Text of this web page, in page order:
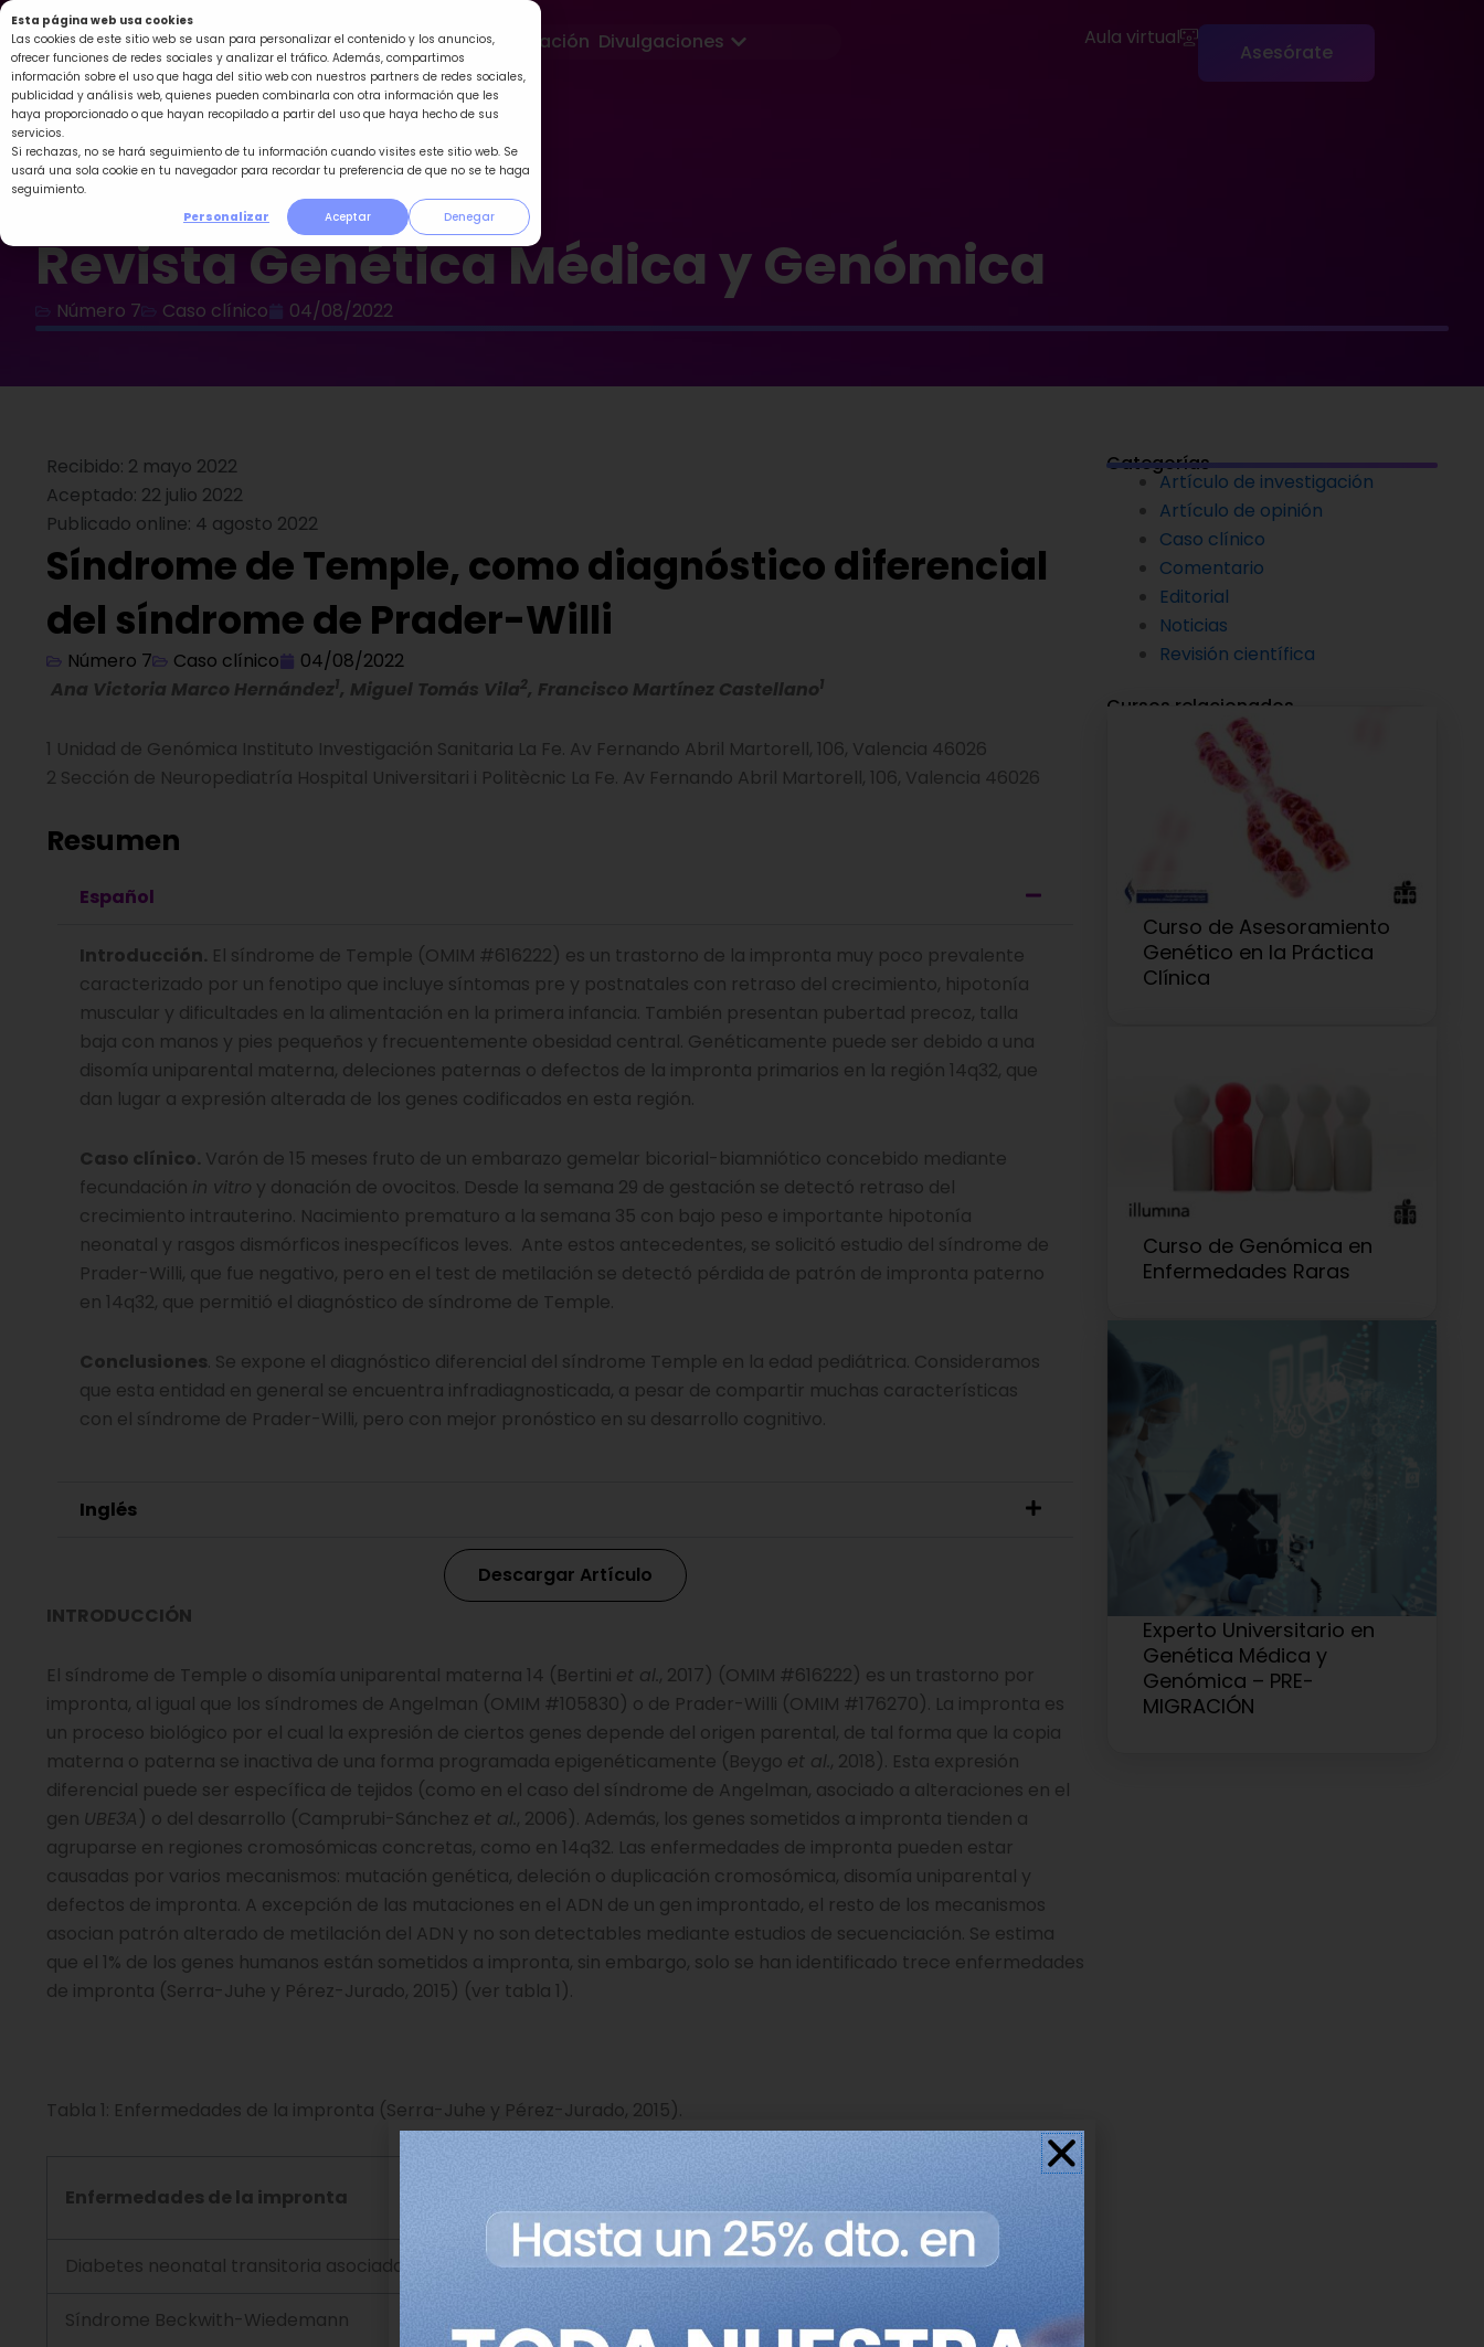
Esta página web usa cookies
Las cookies de este sitio web se usan para personalizar el contenido y los anuncios,
ofrecer funciones de redes sociales y analizar el tráfico. Además, compartimos
información sobre el uso que haga del sitio web con nuestros partners de redes sociales,
publicidad y análisis web, quienes pueden combinarla con otra información que les
haya proporcionado o que hayan recopilado a partir del uso que haya hecho de sus
servicios.
Si rechazas, no se hará seguimiento de tu información cuando visites este sitio web. Se
usará una sola cookie en tu navegador para recordar tu preferencia de que no se te haga
seguimiento.
Personalizar
Aceptar Denegar
Ir
al
contenido
Formación Divulgaciones Abrir Divulgaciones Aula virtual
Asesórate
Revista Genética Médica y Genómica
Número 7 Caso clínico 04/08/2022
Recibido: 2 mayo 2022
Aceptado: 22 julio 2022
Publicado online: 4 agosto 2022
Síndrome de Temple, como diagnóstico diferencial
del síndrome de Prader-Willi
Número 7 Caso clínico
04/08/2022
Ana Victoria Marco Hernández1, Miguel Tomás Vila2, Francisco Martínez Castellano1
1 Unidad de Genómica Instituto Investigación Sanitaria La Fe. Av Fernando Abril Martorell, 106, Valencia 46026
2 Sección de Neuropediatría Hospital Universitari i Politècnic La Fe. Av Fernando Abril Martorell, 106, Valencia 46026
Resumen
Español
Introducción. El síndrome de Temple (OMIM #616222) es un trastorno de la impronta muy poco prevalente
caracterizado por un fenotipo que incluye síntomas pre y postnatales con retraso del crecimiento, hipotonía
muscular y dificultades en la alimentación en la primera infancia. También presentan pubertad precoz, talla
baja con manos y pies pequeños y frecuentemente obesidad central. Genéticamente puede ser debido a una
disomía uniparental materna, deleciones paternas o defectos de la impronta primarios en la región 14q32, que
dan lugar a expresión alterada de los genes codificados en esta región.
Caso clínico. Varón de 15 meses fruto de un embarazo gemelar bicorial-biamniótico concebido mediante
fecundación in vitro y donación de ovocitos. Desde la semana 29 de gestación se detectó retraso del
crecimiento intrauterino. Nacimiento prematuro a la semana 35 con bajo peso e importante hipotonía
neonatal y rasgos dismórficos inespecíficos leves. Ante estos antecedentes, se solicitó estudio del síndrome de
Prader-Willi, que fue negativo, pero en el test de metilación se detectó pérdida de patrón de impronta paterno
en 14q32, que permitió el diagnóstico de síndrome de Temple.
Conclusiones. Se expone el diagnóstico diferencial del síndrome Temple en la edad pediátrica. Consideramos
que esta entidad en general se encuentra infradiagnosticada, a pesar de compartir muchas características
con el síndrome de Prader-Willi, pero con mejor pronóstico en su desarrollo cognitivo.
Inglés
Descargar Artículo
INTRODUCCIÓN
El síndrome de Temple o disomía uniparental materna 14 (Bertini et al., 2017) (OMIM #616222) es un trastorno por
impronta, al igual que los síndromes de Angelman (OMIM #105830) o de Prader-Willi (OMIM #176270). La impronta es
un proceso biológico por el cual la expresión de ciertos genes depende del origen parental, de tal forma que la copia
materna o paterna se inactiva de una forma programada epigenéticamente (Beygo et al., 2018). Esta expresión
diferencial puede ser específica de tejidos (como en el caso del síndrome de Angelman, asociado a alteraciones en el
gen UBE3A ) o del desarrollo (Camprubi-Sánchez et al., 2006). Además, los genes sometidos a impronta tienden a
agruparse en regiones cromosómicas concretas, como en 14q32. Las enfermedades de impronta pueden estar
causadas por varios mecanismos: mutación genética, deleción o duplicación cromosómica, disomía uniparental y
defectos de impronta. A excepción de las mutaciones en el ADN de un gen improntado, el resto de los mecanismos
asocian patrón alterado de metilación del ADN y no son detectables mediante estudios de secuenciación. Se estima
que el 1% de los genes humanos están sometidos a impronta, sin embargo, solo se han identificado trece enfermedades
de impronta (Serra-Juhe y Pérez-Jurado, 2015) (ver tabla 1).
Tabla 1: Enfermedades de la impronta (Serra-Juhe y Pérez-Jurado, 2015).
Enfermedades de la impronta
citogenética
Diabetes neonatal transitoria asociada a 6q24 (6q24) (TNDM, OMIM#601410)
Síndrome Beckwith-Wiedemann (BWS, OMIM#130650)
Categorías
Artículo de investigación
Artículo de opinión
Caso clínico
Comentario
Editorial
Noticias
Revisión científica
Cursos relacionados
Curso de Asesoramiento
Genético en la Práctica
Clínica
Curso de Genómica en
Enfermedades Raras
Experto Universitario en
Genética Médica y
Genómica – PRE-
MIGRACIÓN